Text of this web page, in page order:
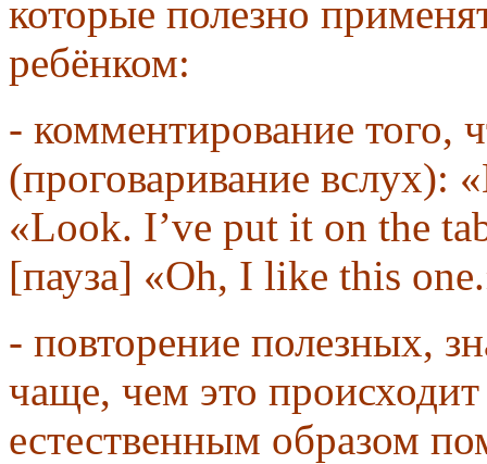
которые полезно
ребёнком:
- комментирование того,
(проговаривание вслух):
«Look. I’ve put it on the
[пауза] «Oh, I like this
- повторение полезных,
чаще, чем это
естественным образом